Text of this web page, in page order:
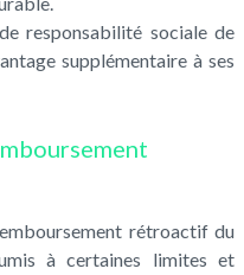
responsabilité sociale de
supplémentaire à ses
rétroactif du
à certaines limites et